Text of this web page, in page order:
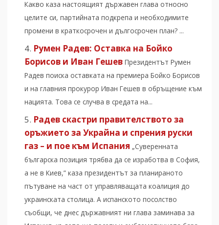
Какво каза настоящият държавен глава относно
целите си, партийната подкрепа и необходимите
промени в краткосрочен и дългосрочен план? ...
Румен Радев: Оставка на Бойко
Борисов и Иван Гешев Президентът Румен
Радев поиска оставката на премиера Бойко Борисов
и на главния прокурор Иван Гешев в обръщение към
нацията. Това се случва в средата на...
Радев скастри правителството за
оръжието за Украйна и спрения руски
газ – и пое към Испания „Суверенната
българска позиция трябва да се изработва в София,
а не в Киев,” каза президентът за планираното
пътуване на част от управляващата коалиция до
украинската столица. А испанското посолство
съобщи, че днес държавният ни глава заминава за